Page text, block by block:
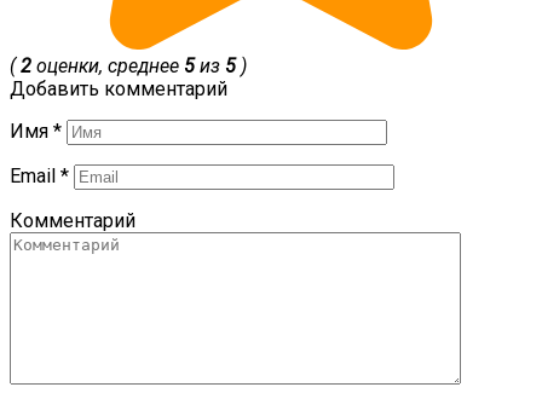
(2 оценки, среднее 5из 5)
Добавить комментарий
Имя *
Email *
Комментарий